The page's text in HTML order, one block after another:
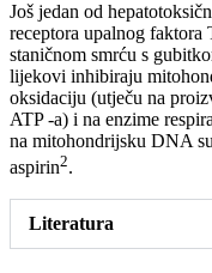
Još jedan od
receptora upalnog
staničnom smrću s
lijekovi inhibiraju
oksidaciju (utječu na
ATP -a) i na enzime
na mitohondrijsku DNA
aspirin2.
Literatura